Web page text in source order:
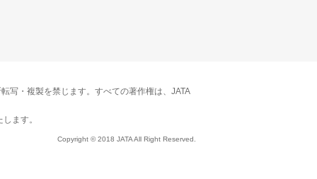
写・複製を禁じます。すべての著作権は、JATA
ます。
Copyright © 2018 JATA All Right Reserved.